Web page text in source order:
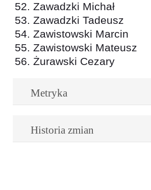
Zawadzki Michał
Zawadzki Tadeusz
Zawistowski Marcin
Zawistowski Mateusz
Żurawski Cezary
Metryka
Historia zmian